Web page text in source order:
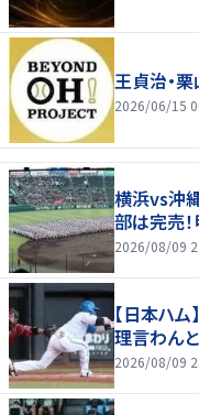
王貞治・
2026/06/15
横浜vs沖
部は完売
2026/08/09
【日本ハ
理言わん
2026/08/09